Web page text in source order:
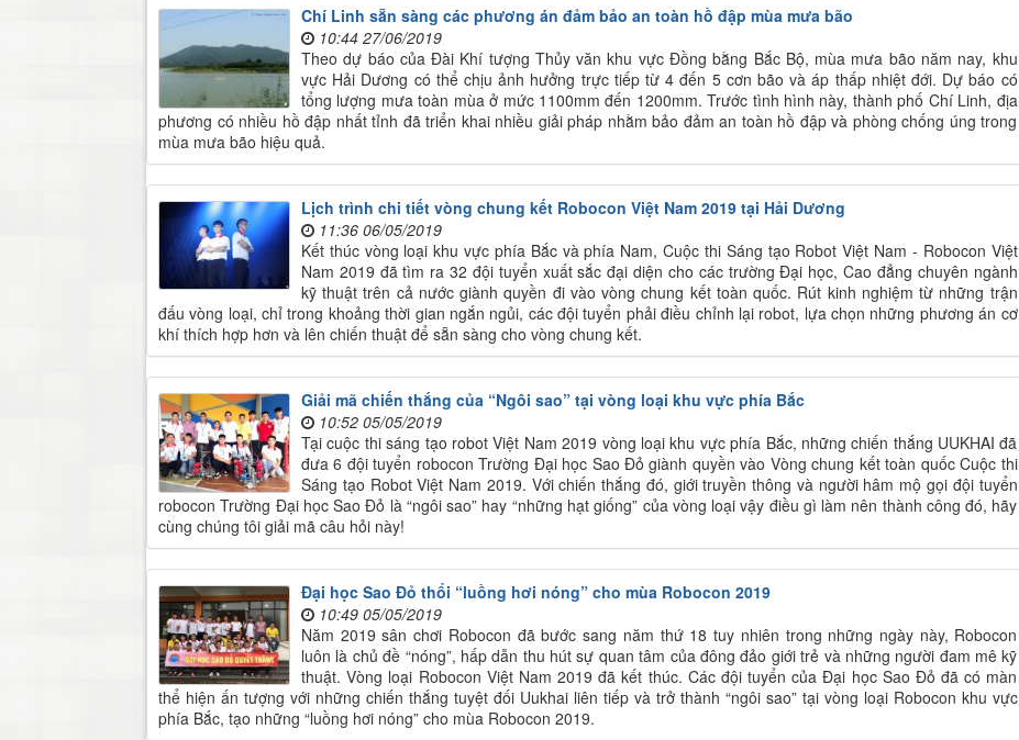
Chí Linh sẵn sàng các phương án đảm bảo an toàn hồ đập mùa mưa bão
10:44 27/06/2019
Theo dự báo của Đài Khí tượng Thủy văn khu vực Đồng bằng Bắc Bộ, mùa mưa bão năm nay, khu
vực Hải Dương có thể chịu ảnh hưởng trực tiếp từ 4 đến 5 cơn bão và áp thấp nhiệt đới. Dự báo có
tổng lượng mưa toàn mùa ở mức 1100mm đến 1200mm. Trước tình hình này, thành phố Chí Linh, địa
phương có nhiều hồ đập nhất tỉnh đã triển khai nhiều giải pháp nhằm bảo đảm an toàn hồ đập và phòng chống úng trong
mùa mưa bão hiệu quả.
Lịch trình chi tiết vòng chung kết Robocon Việt Nam 2019 tại Hải Dương
11:36 06/05/2019
Kết thúc vòng loại khu vực phía Bắc và phía Nam, Cuộc thi Sáng tạo Robot Việt Nam - Robocon Việt
Nam 2019 đã tìm ra 32 đội tuyển xuất sắc đại diện cho các trường Đại học, Cao đẳng chuyên ngành
kỹ thuật trên cả nước giành quyền đi vào vòng chung kết toàn quốc. Rút kinh nghiệm từ những trận
đấu vòng loại, chỉ trong khoảng thời gian ngắn ngủi, các đội tuyển phải điều chỉnh lại robot, lựa chọn những phương án cơ
khí thích hợp hơn và lên chiến thuật để sẵn sàng cho vòng chung kết.
Giải mã chiến thắng của “Ngôi sao” tại vòng loại khu vực phía Bắc
10:52 05/05/2019
Tại cuộc thi sáng tạo robot Việt Nam 2019 vòng loại khu vực phía Bắc, những chiến thắng UUKHAI đã
đưa 6 đội tuyển robocon Trường Đại học Sao Đỏ giành quyền vào Vòng chung kết toàn quốc Cuộc thi
Sáng tạo Robot Việt Nam 2019. Với chiến thắng đó, giới truyền thông và người hâm mộ gọi đội tuyển
robocon Trường Đại học Sao Đỏ là “ngôi sao” hay “những hạt giống” của vòng loại vậy điều gì làm nên thành công đó, hãy
cùng chúng tôi giải mã câu hỏi này!​
Đại học Sao Đỏ thổi “luồng hơi nóng” cho mùa Robocon 2019
10:49 05/05/2019
Năm 2019 sân chơi Robocon đã bước sang năm thứ 18 tuy nhiên trong những ngày này, Robocon
luôn là chủ đề “nóng”, hấp dẫn thu hút sự quan tâm của đông đảo giới trẻ và những người đam mê kỹ
thuật. Vòng loại Robocon Việt Nam 2019 đã kết thúc. Các đội tuyển của Đại học Sao Đỏ đã có màn
thể hiện ấn tượng với những chiến thắng tuyệt đối Uukhai liên tiếp và trở thành “ngôi sao” tại vòng loại Robocon khu vực
phía Bắc, tạo những “luồng hơi nóng” cho mùa Robocon 2019.